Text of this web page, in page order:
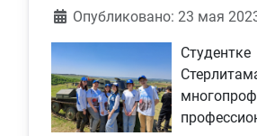
Информация о материале
Опубликовано: 23 мая
Студентке